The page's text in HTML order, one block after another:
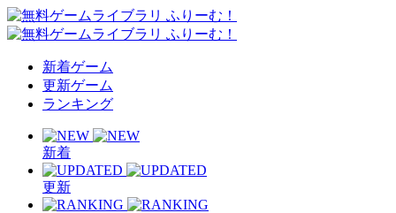
新着ゲーム
更新ゲーム
ランキング
新着
更新